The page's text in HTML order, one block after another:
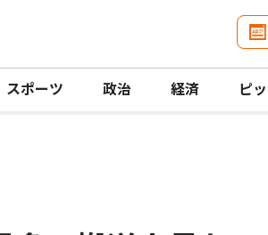
スポーツ 政治 経済 ピ